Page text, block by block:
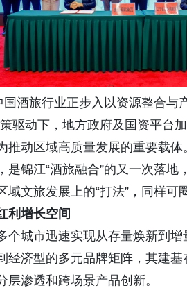
国酒旅行业正步入以资源整合与
驱动下，地方政府及国资平台
动区域高质量发展的重要载体
是锦江“酒旅融合”的又一次落
文旅发展上的“打法”，同样可
利增长空间
个城市迅速实现从存量焕新到
经济型的多元品牌矩阵，其建
渗透和跨场景产品创新。